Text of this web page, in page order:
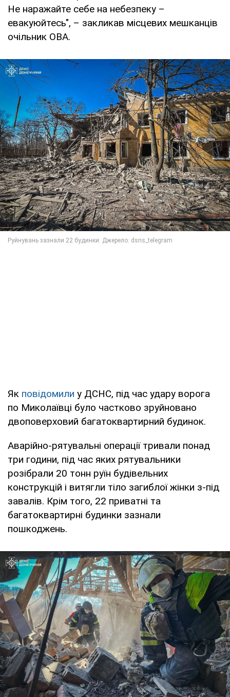
Не наражайте себе на небезпеку –
евакуюйтесь", – закликав місцевих мешканців
очільник ОВА.
Як повідомили у ДСНС, під час удару ворога
по Миколаївці було частково зруйновано
двоповерховий багатоквартирний будинок.
Аварійно-рятувальні операції тривали понад
три години, під час яких рятувальники
розібрали 20 тонн руїн будівельних
конструкцій і витягли тіло загиблої жінки з-під
завалів. Крім того, 22 приватні та
багатоквартирні будинки зазнали
пошкоджень.